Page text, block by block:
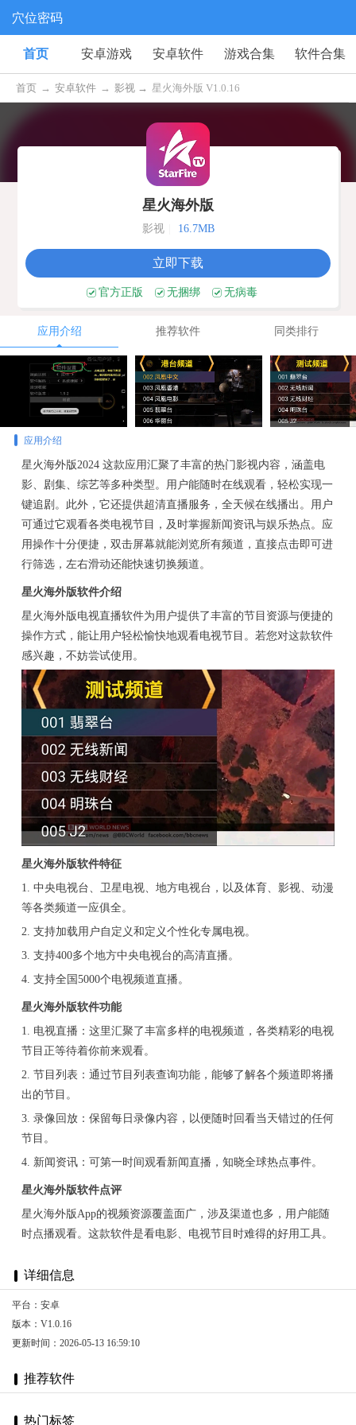
穴位密码
首页 安卓游戏 安卓软件 游戏合集 软件合集
首页 → 安卓软件 → 影视 → 星火海外版 V1.0.16
星火海外版
影视 16.7MB
立即下载
官方正版 无捆绑 无病毒
应用介绍 推荐软件 同类排行
应用介绍
星火海外版2024 这款应用汇聚了丰富的热门影视内容，涵盖电
影、剧集、综艺等多种类型。用户能随时在线观看，轻松实现一
键追剧。此外，它还提供超清直播服务，全天候在线播出。用户
可通过它观看各类电视节目，及时掌握新闻资讯与娱乐热点。应
用操作十分便捷，双击屏幕就能浏览所有频道，直接点击即可进
行筛选，左右滑动还能快速切换频道。
星火海外版软件介绍
星火海外版电视直播软件为用户提供了丰富的节目资源与便捷的
操作方式，能让用户轻松愉快地观看电视节目。若您对这款软件
感兴趣，不妨尝试使用。
星火海外版软件特征
1. 中央电视台、卫星电视、地方电视台，以及体育、影视、动漫
等各类频道一应俱全。
2. 支持加载用户自定义和定义个性化专属电视。
3. 支持400多个地方中央电视台的高清直播。
4. 支持全国5000个电视频道直播。
星火海外版软件功能
1. 电视直播：这里汇聚了丰富多样的电视频道，各类精彩的电视
节目正等待着你前来观看。
2. 节目列表：通过节目列表查询功能，能够了解各个频道即将播
出的节目。
3. 录像回放：保留每日录像内容，以便随时回看当天错过的任何
节目。
4. 新闻资讯：可第一时间观看新闻直播，知晓全球热点事件。
星火海外版软件点评
星火海外版App的视频资源覆盖面广，涉及渠道也多，用户能随
时点播观看。这款软件是看电影、电视节目时难得的好用工具。
详细信息
平台：安卓
版本：V1.0.16
更新时间：2026-05-13 16:59:10
推荐软件
热门标签